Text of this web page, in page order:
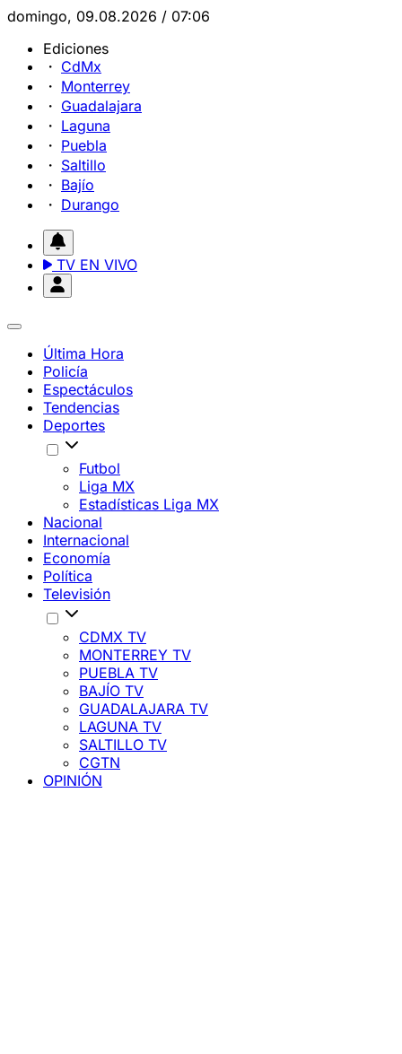
domingo, 09.08.2026 / 07:06
Ediciones
CdMx
Monterrey
Guadalajara
Laguna
Puebla
Saltillo
Bajío
Durango
TV EN VIVO
Última Hora
Policía
Espectáculos
Tendencias
Deportes
Futbol
Liga MX
Estadísticas Liga MX
Nacional
Internacional
Economía
Política
Televisión
CDMX TV
MONTERREY TV
PUEBLA TV
BAJÍO TV
GUADALAJARA TV
LAGUNA TV
SALTILLO TV
CGTN
OPINIÓN